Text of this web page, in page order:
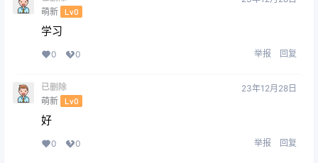
萌新 Lv0
学习
0 0 举报 回复
已删除
萌新 Lv0
23年12月28日
好
0 0 举报 回复